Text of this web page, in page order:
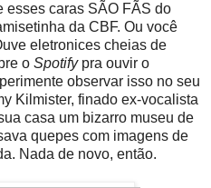
esses caras SÃO FÃS do
da CBF. Ou você
eletronices cheias de
o Spotifypra ouvir o
observar isso no seu
Kilmister, finado ex-vocalista
casa um bizarro museu de
quepes com imagens de
Nada de novo, então.